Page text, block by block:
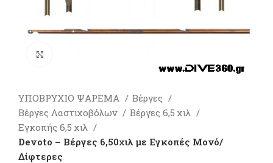
ΥΠΟΒΡΥΧΙΟ ΨΑΡΕΜΑ
Βέργες
Βέργες Λαστιχοβόλων
Βέργες 6,5 χιλ
Εγκοπής 6,5 χιλ
Devoto – Βέργες 6,50χιλ με Εγκοπές Μονό/
Δίφτερες